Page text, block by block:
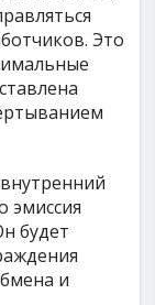
Это
эмиссия
будет
и